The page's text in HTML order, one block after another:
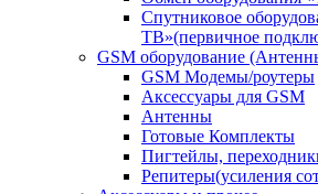
Спутниковое
ТВ»(первичное
GSM оборудование
GSM Модемы/роутеры
Аксессуары для GSM
Антенны
Готовые Комплекты
Пигтейлы,
Репитеры(усиления